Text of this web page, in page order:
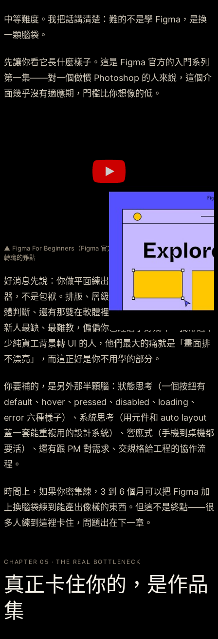
中等難度。我把話講清楚：難的不是學 Figma，是換
一顆腦袋。
先讓你看它長什麼樣子。這是 Figma 官方的入門系列
第一集——對一個做慣 Photoshop 的人來說，這個介
面幾乎沒有適應期，門檻比你想像的低。
▲ Figma For Beginners（Figma 官方入門系列）——工具真的不是這場
轉職的難點
好消息先說：你做平面練出來的硬功夫，在 UI 是加速
器，不是包袱。排版、層級、對齊、留白、色彩感、字
體判斷、還有那雙在軟體裡飛快移動的手——這些 UI
新人最缺、最難教，偏偏你已經磨了好幾年。我帶過不
少純資工背景轉 UI 的人，他們最大的痛就是「畫面排
不漂亮」，而這正好是你不用學的部分。
你要補的，是另外那半顆腦：狀態思考（一個按鈕有
default、hover、pressed、disabled、loading、
error 六種樣子）、系統思考（用元件和 auto layout
蓋一套能重複用的設計系統）、響應式（手機到桌機都
要活）、還有跟 PM 對需求、交規格給工程的協作流
程。
時間上，如果你密集練，3 到 6 個月可以把 Figma 加
上換腦袋練到能產出像樣的東西。但這不是終點——很
多人練到這裡卡住，問題出在下一章。
CHAPTER 05 · THE REAL BOTTLENECK
真正卡住你的，是作品
集